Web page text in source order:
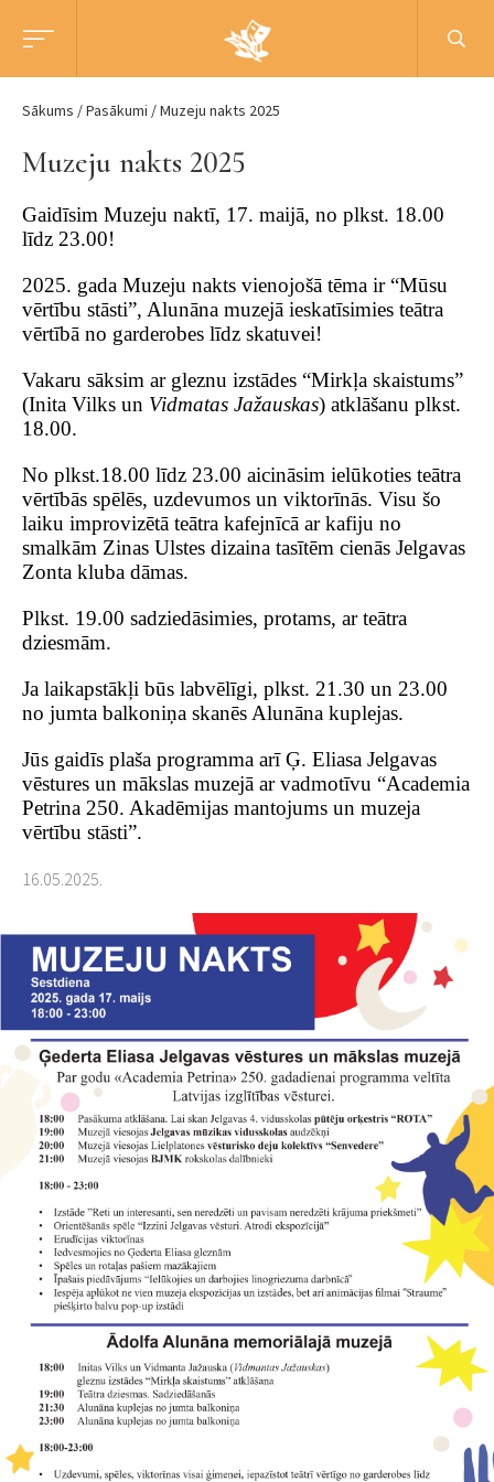
Sākums Pasākumi Muzeju nakts 2025
Muzeju nakts 2025
Gaidīsim Muzeju naktī, 17. maijā, no plkst. 18.00
līdz 23.00!
2025. gada Muzeju nakts vienojošā tēma ir “Mūsu
vērtību stāsti”, Alunāna muzejā ieskatīsimies teātra
vērtībā no garderobes līdz skatuvei!
Vakaru sāksim ar gleznu izstādes “Mirkļa skaistums”
(Inita Vilks un Vidmatas Jažauskas) atklāšanu plkst.
18.00.
No plkst.18.00 līdz 23.00 aicināsim ielūkoties teātra
vērtībās spēlēs, uzdevumos un viktorīnās. Visu šo
laiku improvizētā teātra kafejnīcā ar kafiju no
smalkām Zinas Ulstes dizaina tasītēm cienās Jelgavas
Zonta kluba dāmas.
Plkst. 19.00 sadziedāsimies, protams, ar teātra
dziesmām.
Ja laikapstākļi būs labvēlīgi, plkst. 21.30 un 23.00
no jumta balkoniņa skanēs Alunāna kuplejas.
Jūs gaidīs plaša programma arī Ģ. Eliasa Jelgavas
vēstures un mākslas muzejā ar vadmotīvu “Academia
Petrina 250. Akadēmijas mantojums un muzeja
vērtību stāsti”.
16.05.2025.